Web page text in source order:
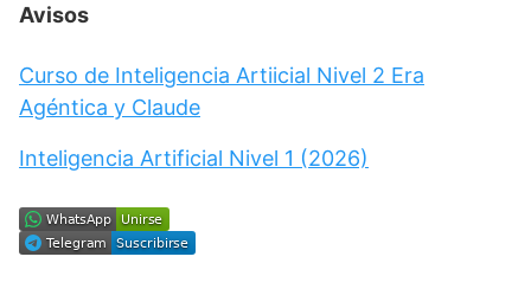
Avisos
Curso de Inteligencia Artiicial Nivel 2 Era
Agéntica y Claude
Inteligencia Artificial Nivel 1 (2026)